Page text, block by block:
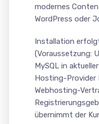
modernes
WordPress oder
Installation
(Voraussetzung:
MySQL in
Hosting-Provider
Webhosting-
übernimmt der